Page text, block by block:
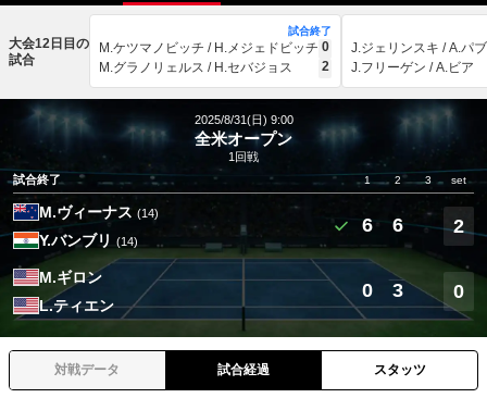
大会12日目の
試合
試合終了
M.ケツマノビッチ / H.メジェドビッチ 0
M.グラノリェルス / H.セバジョス
2
J.ジェリンスキ / A.パ
J.フリーゲン / A.ビア
2025/8/31(日) 9:00
全米オープン
1回戦
試合終了
1 2 3 set
M.ヴィーナス (14)
Y.バンブリ (14)
6 6 2
M.ギロン
L.ティエン
0 3 0
対戦データ 試合経過 スタッツ